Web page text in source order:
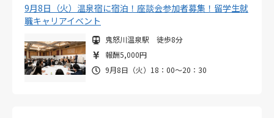
9月8日（火）温泉宿に宿泊！座談会参加者募集！留学生就
職キャリアイベント
鬼怒川温泉駅 徒歩8分
報酬5,000円
9月8日（火）18：00～20：30